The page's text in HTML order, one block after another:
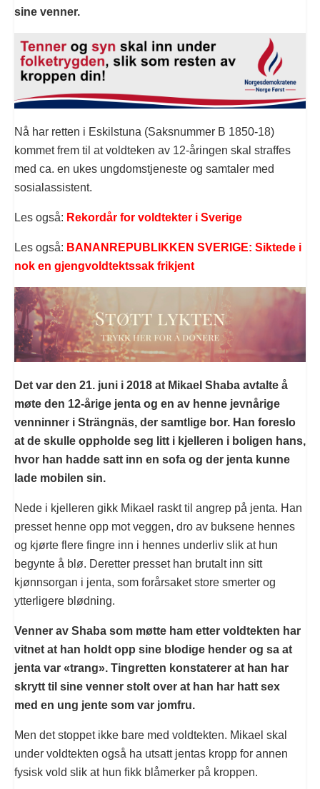
sine venner.
Nå har retten i Eskilstuna (Saksnummer B 1850-18)
kommet frem til at voldteken av 12-åringen skal straffes
med ca. en ukes ungdomstjeneste og samtaler med
sosialassistent.
Les også: Rekordår for voldtekter i Sverige
Les også: BANANREPUBLIKKEN SVERIGE: Siktede i
nok en gjengvoldtektssak frikjent
Det var den 21. juni i 2018 at Mikael Shaba avtalte å
møte den 12-årige jenta og en av henne jevnårige
venninner i Strängnäs, der samtlige bor. Han foreslo
at de skulle oppholde seg litt i kjelleren i boligen hans,
hvor han hadde satt inn en sofa og der jenta kunne
lade mobilen sin.
Nede i kjelleren gikk Mikael raskt til angrep på jenta. Han
presset henne opp mot veggen, dro av buksene hennes
og kjørte flere fingre inn i hennes underliv slik at hun
begynte å blø. Deretter presset han brutalt inn sitt
kjønnsorgan i jenta, som forårsaket store smerter og
ytterligere blødning.
Venner av Shaba som møtte ham etter voldtekten har
vitnet at han holdt opp sine blodige hender og sa at
jenta var «trang». Tingretten konstaterer at han har
skrytt til sine venner stolt over at han har hatt sex
med en ung jente som var jomfru.
Men det stoppet ikke bare med voldtekten. Mikael skal
under voldtekten også ha utsatt jentas kropp for annen
fysisk vold slik at hun fikk blåmerker på kroppen.